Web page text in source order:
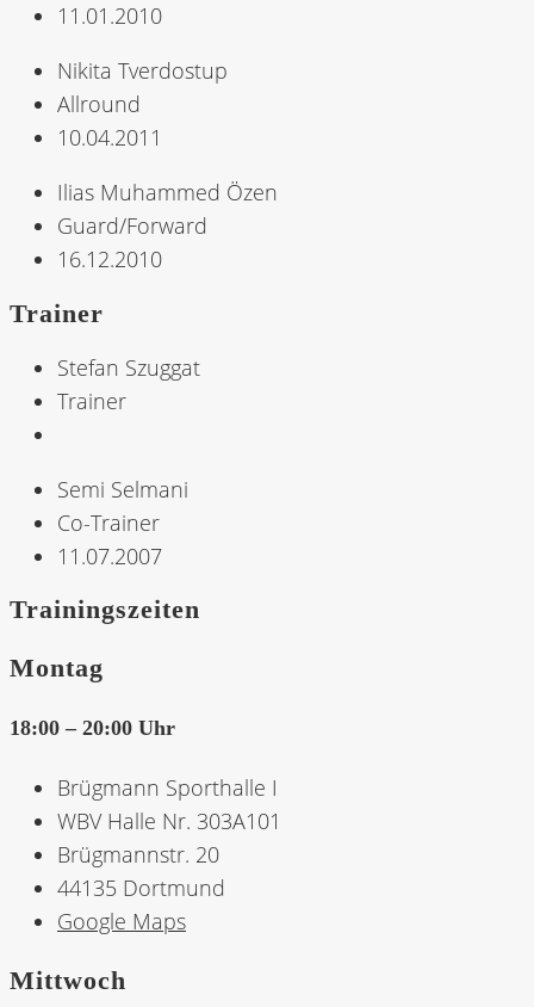
11.01.2010
Nikita Tverdostup
Allround
10.04.2011
Ilias Muhammed Özen
Guard/Forward
16.12.2010
Trainer
Stefan Szuggat
Trainer
Semi Selmani
Co-Trainer
11.07.2007
Trainingszeiten
Montag
18:00 – 20:00 Uhr
Brügmann Sporthalle I
WBV Halle Nr. 303A101
Brügmannstr. 20
44135 Dortmund
Google Maps
Mittwoch